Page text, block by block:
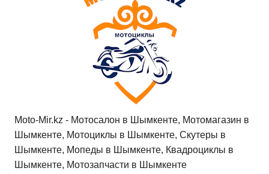
Moto-Mir.kz - Мотосалон в Шымкенте, Мотомагазин в
Шымкенте, Мотоциклы в Шымкенте, Скутеры в
Шымкенте, Мопеды в Шымкенте, Квадроциклы в
Шымкенте, Мотозапчасти в Шымкенте